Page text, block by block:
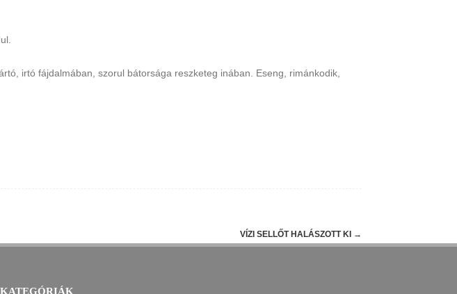
irtó fájdalmában, szorul bátorsága reszketeg inában. Eseng, rimánkodik,
VÍZI SELLŐT HALÁSZOTT KI →
KATEGÓRIÁK